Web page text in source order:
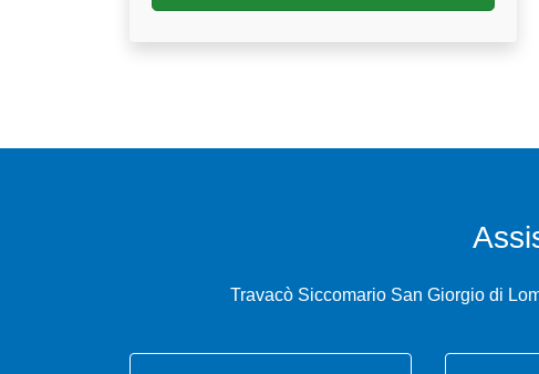
Travacò Siccomario San Giorgio di